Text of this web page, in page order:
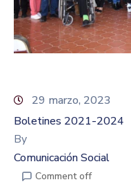
29 marzo, 2023
Boletines 2021-2024
By
Comunicación Social
Comment off